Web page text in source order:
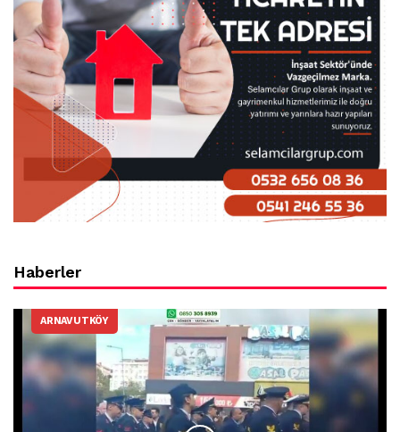
Haberler
ARNAVUTKÖY